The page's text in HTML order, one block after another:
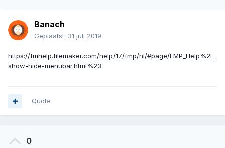
Banach
Geplaatst: 31 juli 2019
https://fmhelp.filemaker.com/help/17/fmp/nl/#page/FMP_Help%2F
show-hide-menubar.html%23
Quote
0